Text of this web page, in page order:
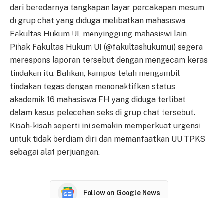
dari beredarnya tangkapan layar percakapan mesum
di grup chat yang diduga melibatkan mahasiswa
Fakultas Hukum UI, menyinggung mahasiswi lain.
Pihak Fakultas Hukum UI (@fakultashukumui) segera
merespons laporan tersebut dengan mengecam keras
tindakan itu. Bahkan, kampus telah mengambil
tindakan tegas dengan menonaktifkan status
akademik 16 mahasiswa FH yang diduga terlibat
dalam kasus pelecehan seks di grup chat tersebut.
Kisah-kisah seperti ini semakin memperkuat urgensi
untuk tidak berdiam diri dan memanfaatkan UU TPKS
sebagai alat perjuangan.
Follow on Google News